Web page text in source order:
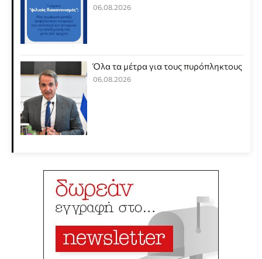
06.08.2026
Όλα τα μέτρα για τους πυρόπληκτους
06.08.2026